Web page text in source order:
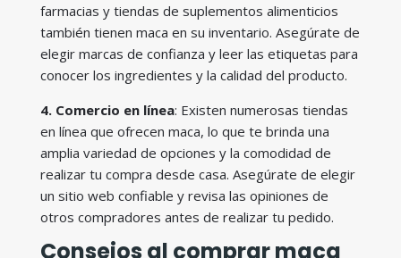
farmacias y tiendas de suplementos alimenticios
también tienen maca en su inventario. Asegúrate de
elegir marcas de confianza y leer las etiquetas para
conocer los ingredientes y la calidad del producto.
4. Comercio en línea: Existen numerosas tiendas
en línea que ofrecen maca, lo que te brinda una
amplia variedad de opciones y la comodidad de
realizar tu compra desde casa. Asegúrate de elegir
un sitio web confiable y revisa las opiniones de
otros compradores antes de realizar tu pedido.
Consejos al comprar maca